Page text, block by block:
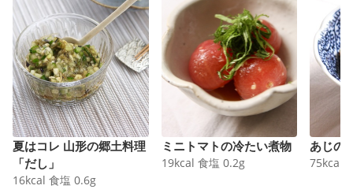
夏はコレ 山形の郷土料理
「だし」
16kcal 食塩 0.6g
ミニトマトの冷たい煮物
19kcal 食塩 0.2g
あじの
75kcal